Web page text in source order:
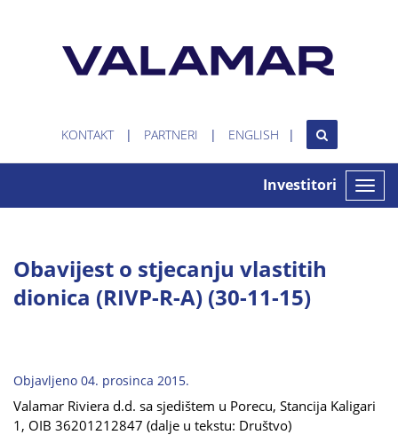
KONTAKT PARTNERI ENGLISH
Toggle
Investitori
Obavijest o stjecanju vlastitih
dionica (RIVP-R-A) (30-11-15)
Objavljeno 04. prosinca 2015.
Valamar Riviera d.d. sa sjedištem u Porecu, Stancija Kaligari
1, OIB 36201212847 (dalje u tekstu: Društvo)